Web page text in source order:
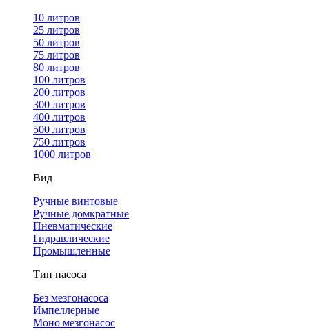
10 литров
25 литров
50 литров
75 литров
80 литров
100 литров
200 литров
300 литров
400 литров
500 литров
750 литров
1000 литров
Вид
Ручные винтовые
Ручные домкратные
Пневматические
Гидравлические
Промышленные
Тип насоса
Без мезгонасоса
Импеллерные
Моно мезгонасос